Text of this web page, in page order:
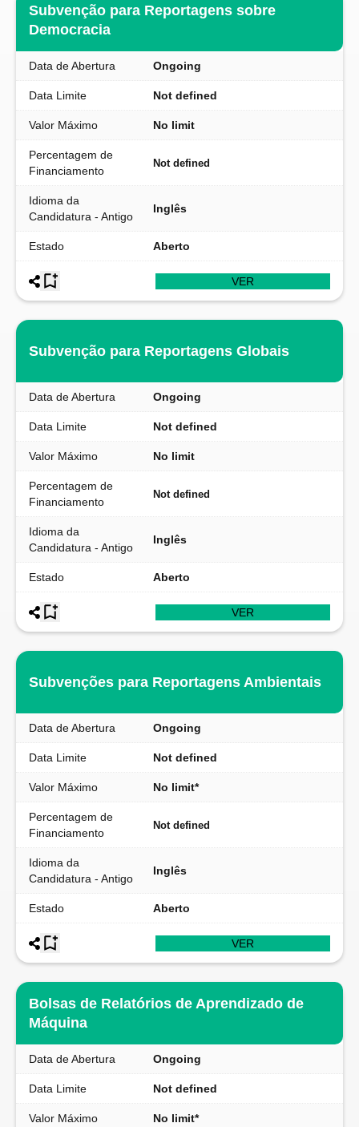
Subvenção para Reportagens sobre
Democracia
Data de Abertura Ongoing
Data Limite Not defined
Valor Máximo No limit
Percentagem de
Financiamento
Not defined
Idioma da
Candidatura - Antigo
Inglês
Estado Aberto
VER
Subvenção para Reportagens Globais
Data de Abertura Ongoing
Data Limite Not defined
Valor Máximo No limit
Percentagem de
Financiamento
Not defined
Idioma da
Candidatura - Antigo
Inglês
Estado Aberto
VER
Subvenções para Reportagens Ambientais
Data de Abertura Ongoing
Data Limite Not defined
Valor Máximo No limit*
Percentagem de
Financiamento
Not defined
Idioma da
Candidatura - Antigo
Inglês
Estado Aberto
VER
Bolsas de Relatórios de Aprendizado de
Máquina
Data de Abertura Ongoing
Data Limite Not defined
Valor Máximo No limit*